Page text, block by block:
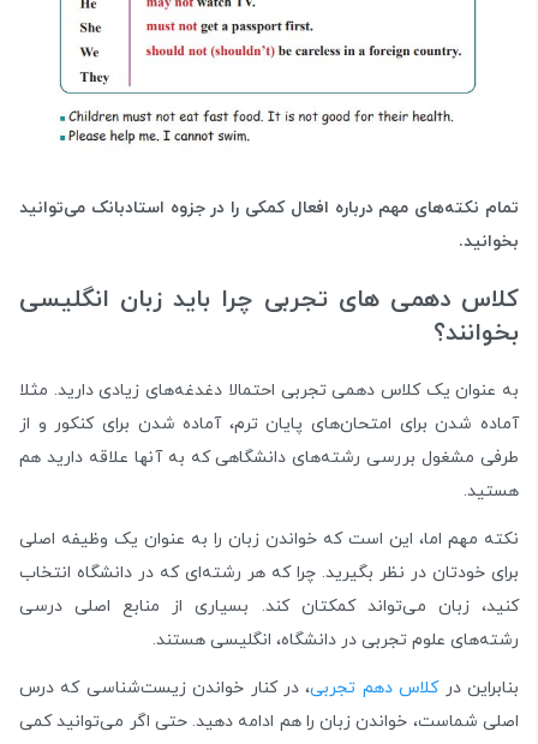
تمام نکته‌های مهم درباره افعال کمکی را در جزوه استادبانک می‌توانید
بخوانید.
کلاس دهمی های تجربی چرا باید زبان انگلیسی
بخوانند؟
به عنوان یک کلاس دهمی تجربی احتمالا دغدغه‌های زیادی دارید. مثلا
آماده شدن برای امتحان‌های پایان ترم، آماده شدن برای کنکور و از
طرفی مشغول بررسی رشته‌های دانشگاهی که به آنها علاقه دارید هم
هستید.
نکته مهم اما، این است که خواندن زبان را به عنوان یک وظیفه اصلی
برای خودتان در نظر بگیرید. چرا که هر رشته‌ای که در دانشگاه انتخاب
کنید، زبان می‌تواند کمکتان کند. بسیاری از منابع اصلی درسی
رشته‌های علوم تجربی در دانشگاه، انگلیسی هستند.
بنابراین درکلاس دهم تجربی، در کنار خواندن زیست‌شناسی که درس
اصلی شماست، خواندن زبان را هم ادامه دهید. حتی اگر می‌توانید کمی